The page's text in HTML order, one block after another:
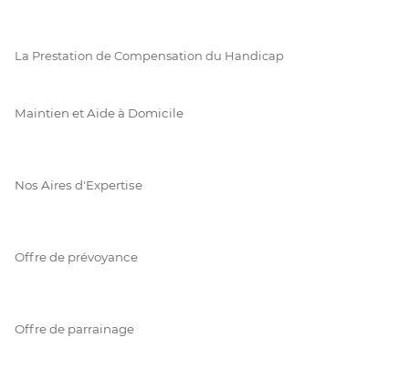
La Prestation de Compensation du Handicap
Maintien et Aide à Domicile
Nos Aires d'Expertise
Offre de prévoyance
Offre de parrainage